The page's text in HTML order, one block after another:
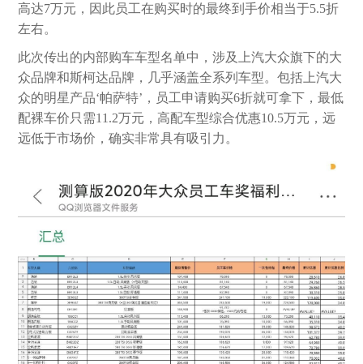
高达7万元，因此员工在购买时的最终到手价相当于5.5折
左右。
此次传出的内部购车车型名单中，涉及上汽大众旗下的大
众品牌和斯柯达品牌，几乎涵盖全系列车型。包括上汽大
众的明星产品‘帕萨特’，员工申请购买6折就可拿下，最低
配裸车价只需11.2万元，高配车型综合优惠10.5万元，远
远低于市场价，确实非常具有吸引力。